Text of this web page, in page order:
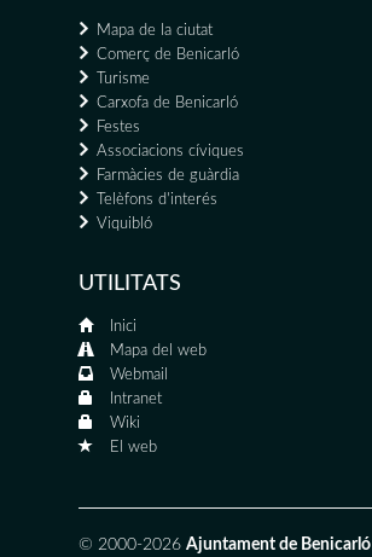
Mapa de la ciutat
Comerç de Benicarló
Turisme
Carxofa de Benicarló
Festes
Associacions cíviques
Farmàcies de guàrdia
Telèfons d'interés
Viquibló
UTILITATS
Inici
Mapa del web
Webmail
Intranet
Wiki
El web
© 2000-2026 Ajuntament de Benicarló